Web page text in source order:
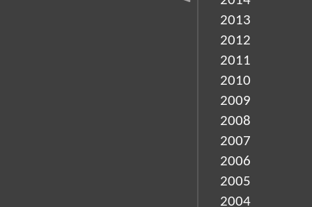
2013
2012
2011
2010
2009
2008
2007
2006
2005
2004